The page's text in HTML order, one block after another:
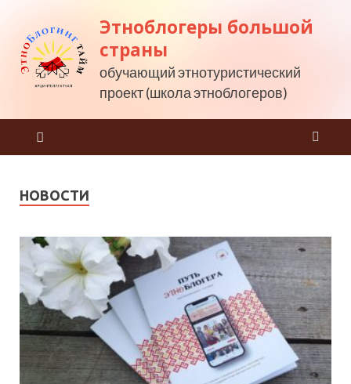
Этноблогеры большой
страны
обучающий этнотуристический
проект (школа этноблогеров)
НОВОСТИ